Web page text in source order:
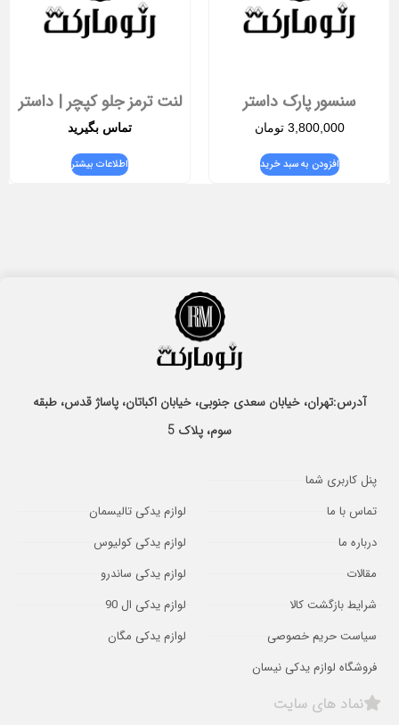
سنسور پارک داستر
3,800,000 تومان
افزودن به سبد خرید
لنت ترمز جلو کپچر | داستر
تماس بگیرید
اطلاعات بیشتر
آدرس:تهران، خیابان سعدی جنوبی، خیابان اکباتان، پاساژ قدس، طبقه
سوم، پلاک 5
پنل کاربری شما
تماس با ما
درباره ما
مقالات
شرایط بازگشت کالا
سیاست حریم خصوصی
فروشگاه لوازم یدکی نیسان
لوازم یدکی تالیسمان
لوازم یدکی کولیوس
لوازم یدکی ساندرو
لوازم یدکی ال 90
لوازم یدکی مگان
نماد های سایت